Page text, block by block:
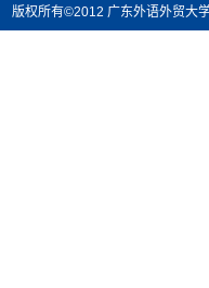
版权所有©2012 广东外语外贸大